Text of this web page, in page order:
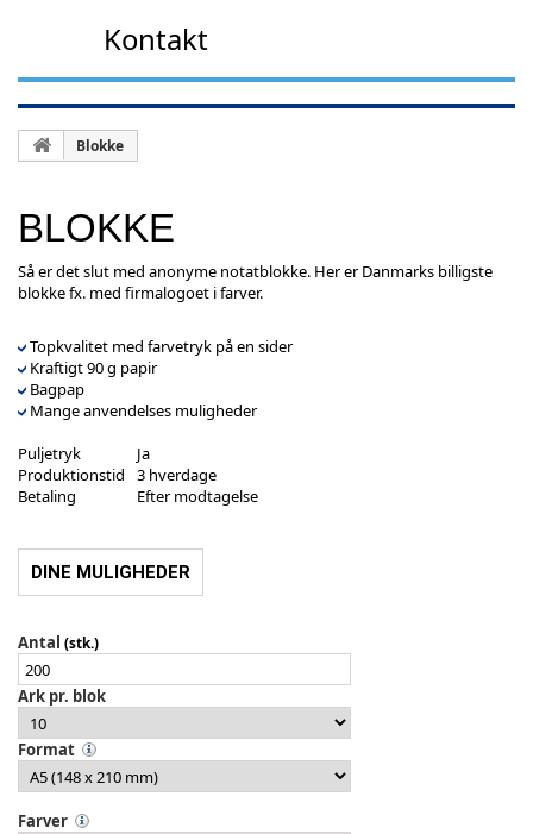
Kontakt
Blokke
BLOKKE
Så er det slut med anonyme notatblokke. Her er Danmarks billigste
blokke fx. med firmalogoet i farver.
Topkvalitet med farvetryk på en sider
Kraftigt 90 g papir
Bagpap
Mange anvendelses muligheder
Puljetryk
Ja
Produktionstid
3 hverdage
Betaling
Efter modtagelse
DINE MULIGHEDER
Antal (stk.)
Ark pr. blok
Format
Farver